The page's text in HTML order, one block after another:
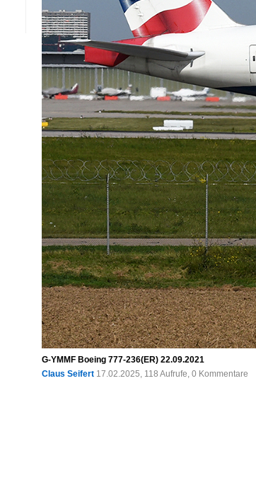
G-YMMF Boeing 777-236(ER) 22.09.2021
Claus Seifert 17.02.2025, 118 Aufrufe, 0 Kommentare